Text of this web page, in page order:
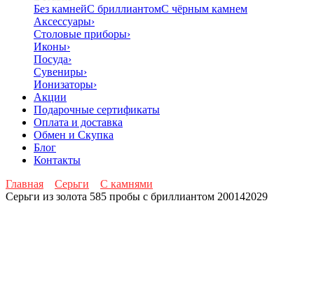
Без камнейС бриллиантомС чёрным камнем
Аксессуары›
Столовые приборы›
Иконы›
Посуда›
Сувениры›
Ионизаторы›
Акции
Подарочные сертификаты
Оплата и доставка
Обмен и Скупка
Блог
Контакты
Главная
Серьги
С камнями
Серьги из золота 585 пробы с бриллиантом 200142029